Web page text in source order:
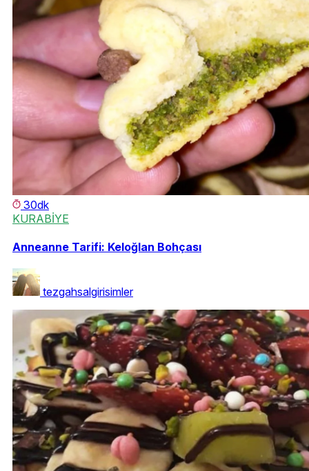
30dk
KURABİYE
Anneanne Tarifi: Keloğlan Bohçası
tezgahsalgirisimler